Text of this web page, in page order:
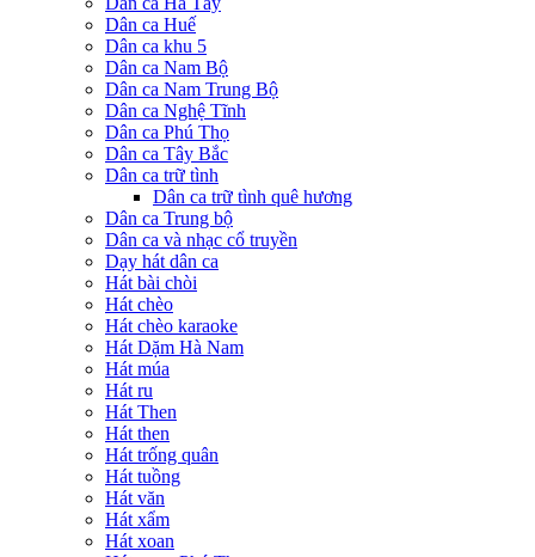
Dân ca Huế
Dân ca khu 5
Dân ca Nam Bộ
Dân ca Nam Trung Bộ
Dân ca Nghệ Tĩnh
Dân ca Phú Thọ
Dân ca Tây Bắc
Dân ca trữ tình
Dân ca trữ tình quê hương
Dân ca Trung bộ
Dân ca và nhạc cổ truyền
Dạy hát dân ca
Hát bài chòi
Hát chèo
Hát chèo karaoke
Hát Dặm Hà Nam
Hát múa
Hát ru
Hát Then
Hát then
Hát trống quân
Hát tuồng
Hát văn
Hát xẩm
Hát xoan